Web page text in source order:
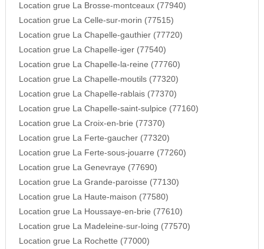
Location grue La Brosse-montceaux (77940)
Location grue La Celle-sur-morin (77515)
Location grue La Chapelle-gauthier (77720)
Location grue La Chapelle-iger (77540)
Location grue La Chapelle-la-reine (77760)
Location grue La Chapelle-moutils (77320)
Location grue La Chapelle-rablais (77370)
Location grue La Chapelle-saint-sulpice (77160)
Location grue La Croix-en-brie (77370)
Location grue La Ferte-gaucher (77320)
Location grue La Ferte-sous-jouarre (77260)
Location grue La Genevraye (77690)
Location grue La Grande-paroisse (77130)
Location grue La Haute-maison (77580)
Location grue La Houssaye-en-brie (77610)
Location grue La Madeleine-sur-loing (77570)
Location grue La Rochette (77000)